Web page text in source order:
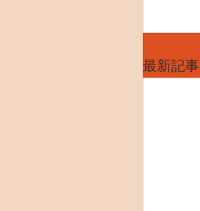
最新記事